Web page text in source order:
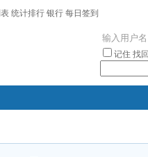
统计排行 银行 每日签到
记住 找